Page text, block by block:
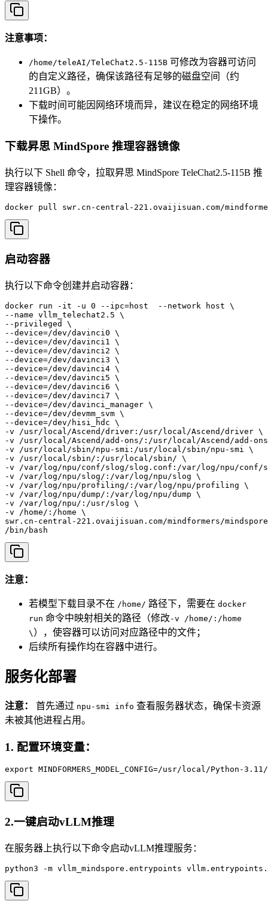
注意事项：
/home/teleAI/TeleChat2.5-115B 可修改为容器可访问
的自定义路径，确保该路径有足够的磁盘空间（约
211GB）。
下载时间可能因网络环境而异，建议在稳定的网络环境
下操作。
下载昇思 MindSpore 推理容器镜像
执行以下 Shell 命令，拉取昇思 MindSpore TeleChat2.5-115B 推
理容器镜像：
docker pull swr.cn-central-221.ovaijisuan.com/
启动容器
执行以下命令创建并启动容器：
docker run -it -u 0 --ipc=host  --network host \
--name vllm_telechat2.5 \
--privileged \
--device=/dev/davinci0 \
--device=/dev/davinci1 \
--device=/dev/davinci2 \
--device=/dev/davinci3 \
--device=/dev/davinci4 \
--device=/dev/davinci5 \
--device=/dev/davinci6 \
--device=/dev/davinci7 \
--device=/dev/davinci_manager \
--device=/dev/devmm_svm \
--device=/dev/hisi_hdc \
-v /usr/local/Ascend/driver:/usr/local/Ascend/driver \
-v /usr/local/Ascend/add-ons/:/usr/local/Ascend/add-
-v /usr/local/sbin/npu-smi:/usr/local/sbin/npu-smi \
-v /usr/local/sbin/:/usr/local/sbin/ \
-v /var/log/npu/conf/slog/slog.conf:/var/log/npu/conf/
-v /var/log/npu/slog/:/var/log/npu/slog \
-v /var/log/npu/profiling/:/var/log/npu/profiling \
-v /var/log/npu/dump/:/var/log/npu/dump \
-v /var/log/npu/:/usr/slog \
-v /home/:/home \
swr.cn-central-221.ovaijisuan.com/mindformers/
/bin/bash
注意：
若模型下载目录不在 /home/ 路径下，需要在 docker
run 命令中映射相关的路径（修改-v /home/:/home
\ ），使容器可以访问对应路径中的文件；
后续所有操作均在容器中进行。
服务化部署
注意： 首先通过 npu-smi info 查看服务器状态，确保卡资源
未被其他进程占用。
1. 配置环境变量：
export MINDFORMERS_MODEL_CONFIG=/usr/local/
2.一键启动vLLM推理
在服务器上执行以下命令启动vLLM推理服务：
python3 -m vllm_mindspore.entrypoints